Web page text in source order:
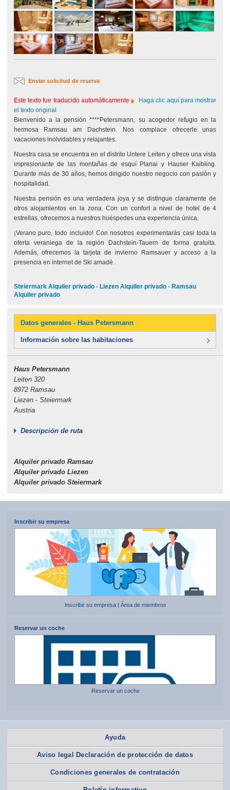
Enviar solicitud de reserva
Este texto fue traducido automáticamente
Haga clic aquí para mostrar
el texto original
Bienvenido a la pensión ****Petersmann, su acogedor refugio en la
hermosa Ramsau am Dachstein. Nos complace ofrecerle unas
vacaciones inolvidables y relajantes.
Nuestra casa se encuentra en el distrito Untere Leiten y ofrece una vista
impresionante de las montañas de esquí Planai y Hauser Kaibling.
Durante más de 30 años, hemos dirigido nuestro negocio con pasión y
hospitalidad.
Nuestra pensión es una verdadera joya y se distingue claramente de
otros alojamientos en la zona. Con un confort a nivel de hotel de 4
estrellas, ofrecemos a nuestros huéspedes una experiencia única.
¡Verano puro, todo incluido! Con nosotros experimentarás casi toda la
oferta veraniega de la región Dachstein-Tauern de forma gratuita.
Además, ofrecemos la tarjeta de invierno Ramsauer y acceso a la
presencia en internet de Ski amadé.
Steiermark Alquiler privado - Liezen Alquiler privado - Ramsau
Alquiler privado
Datos generales - Haus Petersmann
Información sobre las habitaciones
Haus Petersmann
Leiten 320
8972 Ramsau
Liezen - Steiermark
Austria
Descripción de ruta
Alquiler privado Ramsau
Alquiler privado Liezen
Alquiler privado Steiermark
Inscribir su empresa
Inscribir su empresa| Área de miembros
Reservar un coche
Reservar un coche
Ayuda
Aviso legal Declaración de protección de datos
Condiciones generales de contratación